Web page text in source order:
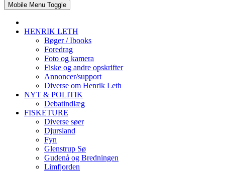
Mobile Menu Toggle
HENRIK LETH
Bøger / Ibooks
Foredrag
Foto og kamera
Fiske og andre opskrifter
Annoncer/support
Diverse om Henrik Leth
NYT & POLITIK
Debatindlæg
FISKETURE
Diverse søer
Djursland
Fyn
Glenstrup Sø
Gudenå og Bredningen
Limfjorden